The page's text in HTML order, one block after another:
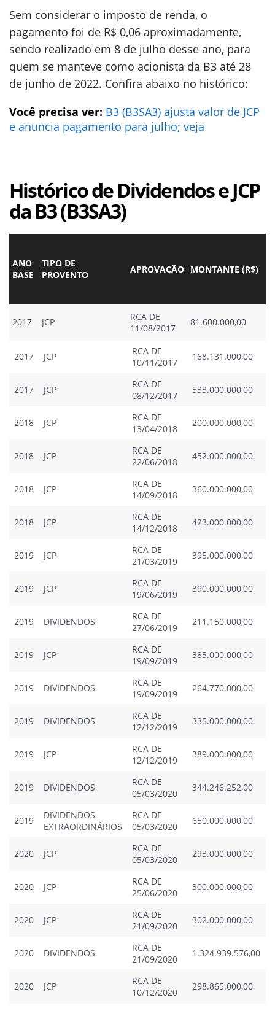
Sem considerar o imposto de renda, o
pagamento foi de R$ 0,06 aproximadamente,
sendo realizado em 8 de julho desse ano, para
quem se manteve como acionista da B3 até 28
de junho de 2022. Confira abaixo no histórico:
Você precisa ver: B3 (B3SA3) ajusta valor de JCP
e anuncia pagamento para julho; veja
Histórico de Dividendos e JCP
da B3 (B3SA3)
ANO
BASE
TIPO DE
PROVENTO
APROVAÇÃO MONTANTE (R$)
2017 JCP
RCA DE
11/08/2017
81.600.000,00
2017 JCP
RCA DE
10/11/2017
168.131.000,00
2017 JCP
RCA DE
08/12/2017
533.000.000,00
2018 JCP
RCA DE
13/04/2018
200.000.000,00
2018 JCP
RCA DE
22/06/2018
452.000.000,00
2018 JCP
RCA DE
14/09/2018
360.000.000,00
2018 JCP
RCA DE
14/12/2018
423.000.000,00
2019 JCP
RCA DE
21/03/2019
395.000.000,00
2019 JCP
RCA DE
19/06/2019
390.000.000,00
2019 DIVIDENDOS
RCA DE
27/06/2019
211.150.000,00
2019 JCP
RCA DE
19/09/2019
385.000.000,00
2019 DIVIDENDOS
RCA DE
19/09/2019
264.770.000,00
2019 DIVIDENDOS
RCA DE
12/12/2019
335.000.000,00
2019 JCP
RCA DE
12/12/2019
389.000.000,00
2019 DIVIDENDOS
RCA DE
05/03/2020
344.246.252,00
2019
DIVIDENDOS
EXTRAORDINÁRIOS
RCA DE
05/03/2020
650.000.000,00
2020 JCP
RCA DE
05/03/2020
293.000.000,00
2020 JCP
RCA DE
25/06/2020
300.000.000,00
2020 JCP
RCA DE
21/09/2020
302.000.000,00
2020 DIVIDENDOS
RCA DE
21/09/2020
1.324.939.576,00
2020 JCP
RCA DE
10/12/2020
298.865.000,00